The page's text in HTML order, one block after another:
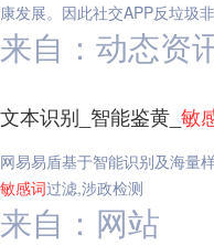
康发展。因此社交APP反垃圾
来自：动态资
文本识别_智能鉴黄_ 敏
网易易盾基于智能识别及海量
敏感词过滤,涉政检测
来自：网站